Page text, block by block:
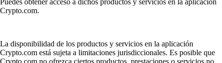
Crypto.com.
La disponibilidad de los productos y servicios en la aplicación
Crypto.com está sujeta a limitaciones jurisdiccionales. Es posible que
Crypto.com no ofrezca ciertos productos, prestaciones o servicios no